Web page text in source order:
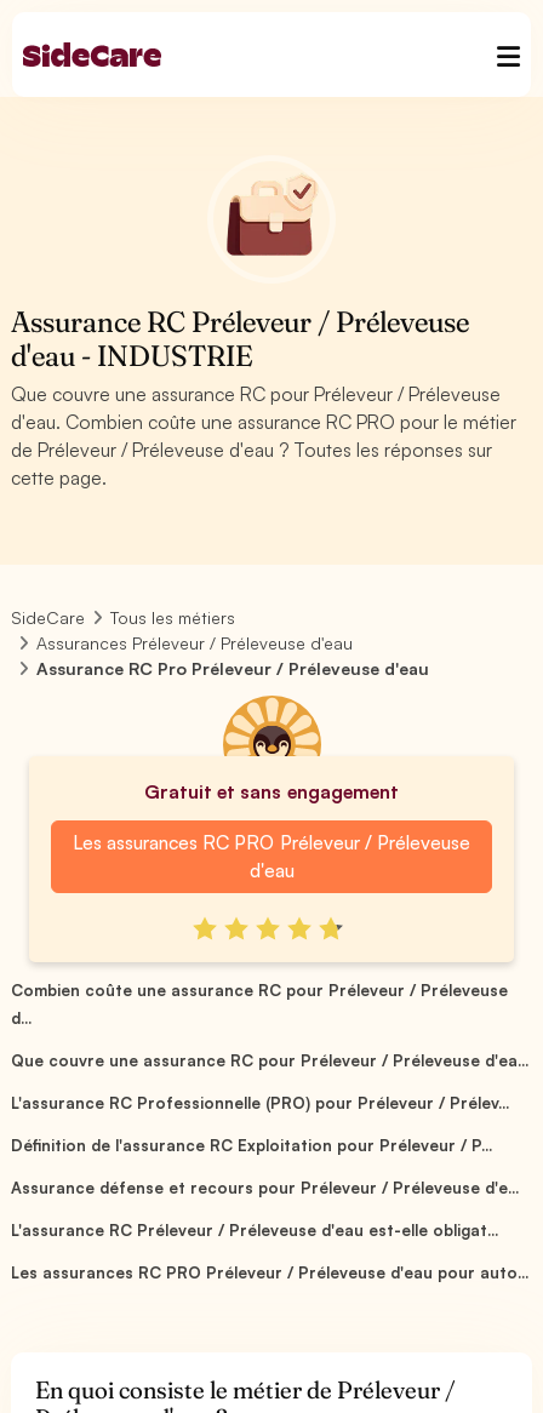
Assurance RC Préleveur / Préleveuse
d'eau - INDUSTRIE
Que couvre une assurance RC pour Préleveur / Préleveuse
d'eau. Combien coûte une assurance RC PRO pour le métier
de Préleveur / Préleveuse d'eau ? Toutes les réponses sur
cette page.
SideCare
Tous les métiers
Assurances Préleveur / Préleveuse d'eau
Assurance RC Pro Préleveur / Préleveuse d'eau
Gratuit et sans engagement
Les assurances RC PRO Préleveur / Préleveuse
d'eau
Combien coûte une assurance RC pour Préleveur / Préleveuse
d...
Que couvre une assurance RC pour Préleveur / Préleveuse d'ea...
L'assurance RC Professionnelle (PRO) pour Préleveur / Prélev...
Définition de l'assurance RC Exploitation pour Préleveur / P...
Assurance défense et recours pour Préleveur / Préleveuse d'e...
L'assurance RC Préleveur / Préleveuse d'eau est-elle obligat...
Les assurances RC PRO Préleveur / Préleveuse d'eau pour auto...
En quoi consiste le métier de Préleveur /